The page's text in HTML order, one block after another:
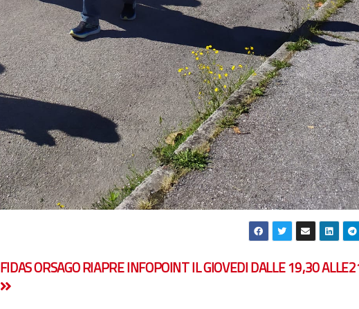
FIDAS ORSAGO RIAPRE INFOPOINT IL GIOVEDI DALLE 19,30